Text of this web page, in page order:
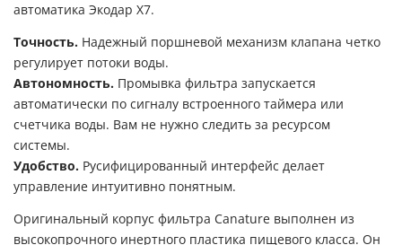
автоматика Экодар X7.
Точность. Надежный поршневой механизм клапана четко
регулирует потоки воды.
Автономность. Промывка фильтра запускается
автоматически по сигналу встроенного таймера или
счетчика воды. Вам не нужно следить за ресурсом
системы.
Удобство. Русифицированный интерфейс делает
управление интуитивно понятным.
Оригинальный корпус фильтра Canature выполнен из
высокопрочного инертного пластика пищевого класса. Он